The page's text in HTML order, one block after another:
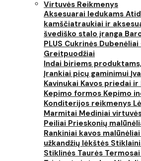
Virtuvės Reikmenys
Aksesuarai ledukams
kamščiatraukiai ir
švediško stalo įranga
PLUS Cukrinės Dubenėliai
Greitpuodžiai
Indai biriems
Įrankiai picų gaminimui
Kavinukai Kavos priedai
Kepimo formos Kepimo
Konditerijos reikmenys
Marmitai Mediniai
Peiliai Prieskonių
Rankiniai kavos malūnėliai
užkandžių lėkštės
Stiklinės Taurės